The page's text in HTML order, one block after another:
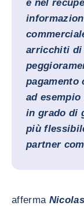
e nel
arricchiti di
pagamento
ad
in grado di
più
partner
afferma